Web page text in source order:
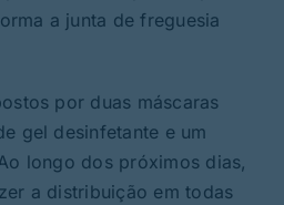
a junta de freguesia
por duas máscaras
gel desinfetante e um
longo dos próximos dias,
a distribuição em todas